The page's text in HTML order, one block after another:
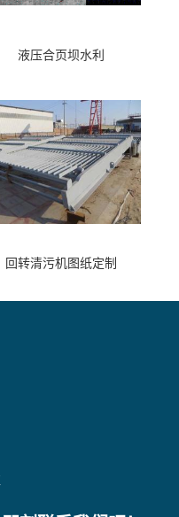
液压合页坝水利
回转清污机图纸定制